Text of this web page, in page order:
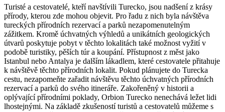
Turisté a cestovatelé, kteří navštívili Turecko, jsou nadšení z krásy
přírody, kterou zde mohou objevit. Pro řadu z nich byla návštěva
tureckých přírodních rezervací a parků nezapomenutelným
zážitkem. Kromě úchvatných výhledů a unikátních geologických
útvarů poskytuje pobyt v těchto lokalitách také možnost vyžití v
podobě turistiky, pěších túr a koupání. Přístupnost z měst jako
Istanbul nebo Antalya je dalším lákadlem, které cestovatele přitahuje
k návštěvě těchto přírodních lokalit. Pokud plánujete do Turecka
cestu, nezapomeňte zařadit návštěvu těchto úchvatných přírodních
rezervací a parků do svého itineráře. Zakořeněný v historii a
oplývající přírodními poklady, Orbion Turecko nenechává ležet lidi
lhostejnými. Na základě zkušeností turistů a cestovatelů můžeme s